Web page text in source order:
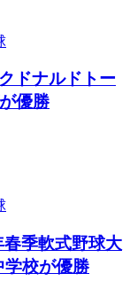
ドナルドトー
優勝
季軟式野球大
学校が優勝